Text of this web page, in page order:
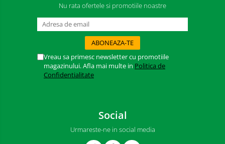
Nu rata ofertele si promotiile noastre
Vreau sa primesc newsletter cu promotiile
magazinului. Afla mai multe in Politica de
Confidentialitate
Social
Urmareste-ne in social media